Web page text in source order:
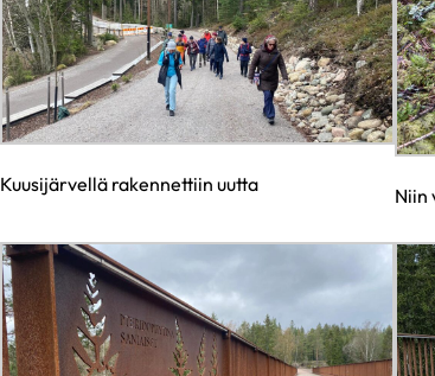
Kuusijärvellä rakennettiin uutta Niin